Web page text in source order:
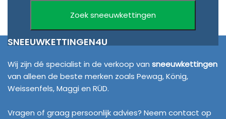
SNEEUWKETTINGEN4U
Wij zijn dé specialist in de verkoop van sneeuwkettingen
van alleen de beste merken zoals Pewag, König,
Weissenfels, Maggi en RÜD.
Vragen of graag persoonlijk advies? Neem contact op